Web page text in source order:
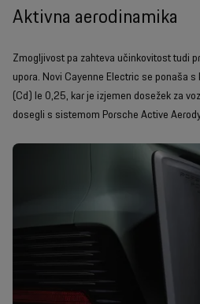
Aktivna aerodinamika
Zmogljivost pa zahteva učinkovitost tudi
upora. Novi Cayenne Electric se ponaša
(Cd) le 0,25, kar je izjemen dosežek za
dosegli s sistemom Porsche Active